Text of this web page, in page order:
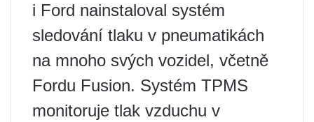
i Ford nainstaloval systém
sledování tlaku v pneumatikách
na mnoho svých vozidel, včetně
Fordu Fusion. Systém TPMS
monitoruje tlak vzduchu v